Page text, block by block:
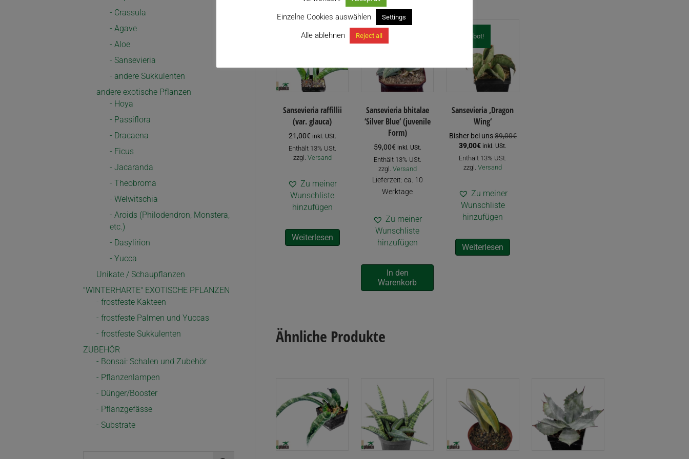
Sansevieria raffillii
(var. glauca)
21,00€ inkl. USt.
Enthält 13% USt.
zzgl. Versand
Zu meiner
Wunschliste
hinzufügen
Weiterlesen
Sansevieria bhitalae
‘Silver Blue‘ (juvenile
Form)
59,00€ inkl. USt.
Enthält 13% USt.
zzgl. Versand
Lieferzeit: ca. 10
Werktage
Zu meiner
Wunschliste
hinzufügen
In den
Warenkorb
Angebot!
Sansevieria ‚Dragon
Wing‘
Bisher bei uns89,00€Ursprünglicher
39,00€Aktueller
Preis
ist:
inkl. USt.
Enthält 13% USt.
zzgl.Versand
Zu meiner
Wunschliste
hinzufügen
Weiterlesen
Ähnliche Produkte
- Crassula
- Agave
- Aloe
- Sansevieria
- andere Sukkulenten
andere exotische Pflanzen
- Hoya
- Passiflora
- Dracaena
- Ficus
- Jacaranda
- Theobroma
- Welwitschia
- Aroids (Philodendron, Monstera,
etc.)
- Dasylirion
- Yucca
Unikate / Schaupflanzen
"WINTERHARTE" EXOTISCHE PFLANZEN
- frostfeste Kakteen
- frostfeste Palmen und Yuccas
- frostfeste Sukkulenten
ZUBEHÖR
- Bonsai: Schalen und Zubehör
- Pflanzenlampen
- Dünger/Booster
- Pflanzgefässe
- Substrate
Einzelne Cookies auswählen Settings
Alle ablehnen Reject all